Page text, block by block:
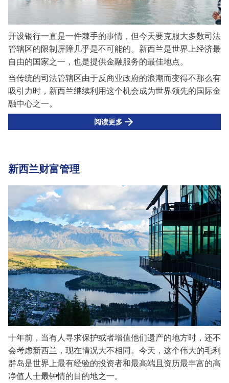
开设银行一直是一件棘手的事情，但今天要克服大多数司法
管辖区的限制屏障几乎是不可能的。新西兰是世界上经济最
自由的国家之一，也是提供金融服务的最佳地点。
当传统的司法管辖区由于反商业政府的浪潮而变得不那么有
吸引力时，新西兰继续利用这个机会成为世界领先的国际金
融中心之一。
阅读更多
新西兰财富管理
十年前，当有人 寻求保护或者增值他们遗产的地方时，还不
会考虑新西兰，现在情况大不相同 。今天，这个伟大的毛利
群岛是世界上最有经验的投资者和最高端且资历最丰富的高
净值 人士最钟情的目的地之一。